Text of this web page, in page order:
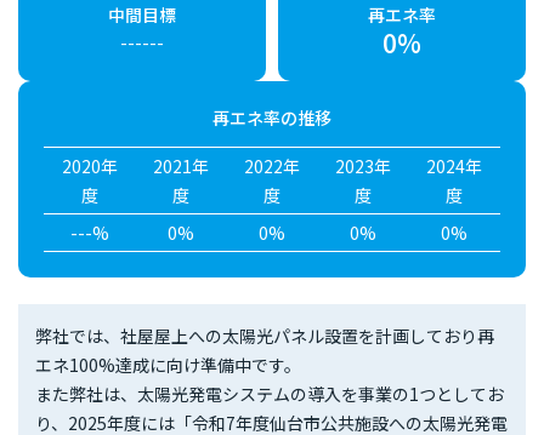
中間目標
------
再エネ率
0%
再エネ率の推移
2020年
度
2021年
度
2022年
度
2023年
度
2024年
度
---%
0% 0% 0% 0%
弊社では、社屋屋上への太陽光パネル設置を計画しており再
エネ100%達成に向け準備中です。
また弊社は、太陽光発電システムの導入を事業の1つとしてお
り、2025年度には「令和7年度仙台市公共施設への太陽光発電